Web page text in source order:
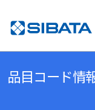
品目コード情